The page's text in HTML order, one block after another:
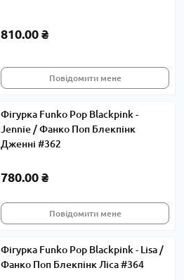
810.00 ₴
Повідомити мене
Фігурка Funko Pop Blackpink -
Jennie / Фанко Поп Блекпінк
Дженні #362
780.00 ₴
Повідомити мене
Фігурка Funko Pop Blackpink - Lisa /
Фанко Поп Блекпінк Ліса #364